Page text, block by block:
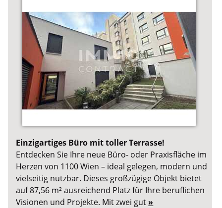
Einzigartiges Büro mit toller Terrasse!
Entdecken Sie Ihre neue Büro- oder Praxisfläche im
Herzen von 1100 Wien – ideal gelegen, modern und
vielseitig nutzbar. Dieses großzügige Objekt bietet
auf 87,56 m² ausreichend Platz für Ihre beruflichen
Visionen und Projekte. Mit zwei gut »